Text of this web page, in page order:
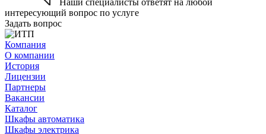
интересующий вопрос по услуге
Задать вопрос
Компания
О компании
История
Лицензии
Партнеры
Вакансии
Каталог
Шкафы автоматика
Шкафы электрика